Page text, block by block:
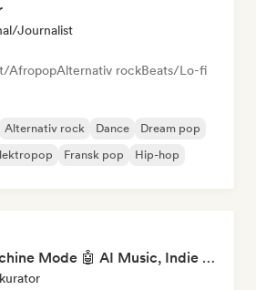
journalist
AfropopAlternativ rockBeats/Lo-fi
Alternativ rock Dance
Dream pop
Fransk pop Hip-hop
Pop Machine Mode 🤖 AI Music, Indie Pop & Dream Pop